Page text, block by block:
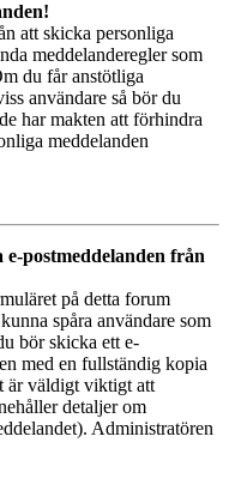
att skicka personliga
meddelanderegler som
du får anstötliga
användare så bör du
har makten att förhindra
meddelanden
postmeddelanden från
på detta forum
spåra användare som
bör skicka ett e-
med en fullständig kopia
är väldigt viktigt att
detaljer om
Administratören